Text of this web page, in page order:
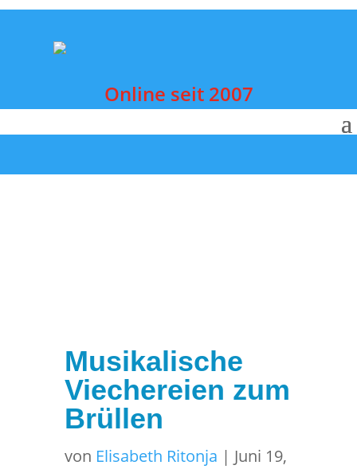
Online seit 2007
Musikalische
Viechereien zum
Brüllen
von Elisabeth Ritonja | Juni 19,